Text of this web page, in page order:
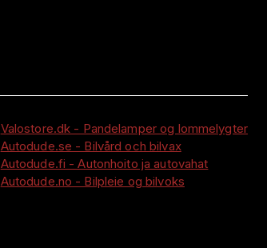
Valostore.dk - Pandelamper og lommelygter
Autodude.se - Bilvård och bilvax
Autodude.fi - Autonhoito ja autovahat
Autodude.no - Bilpleie og bilvoks